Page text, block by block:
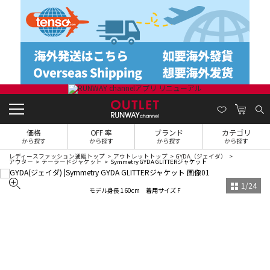
価格
から探す
OFF 率
から探す
ブランド
から探す
カテゴリ
から探す
レディースファッション通販トップ アウトレットトップ GYDA（ジェイダ）
アウター テーラードジャケット Symmetry GYDA GLITTERジャケット
モデル身長 160cm 着用サイズ F 1 /24